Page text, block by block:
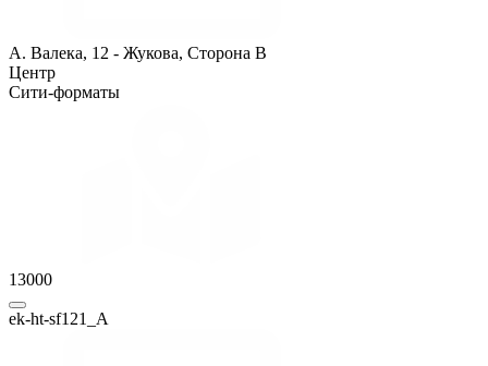
А. Валека, 12 - Жукова, Сторона B
Центр
Сити-форматы
13000
ek-ht-sf121_A